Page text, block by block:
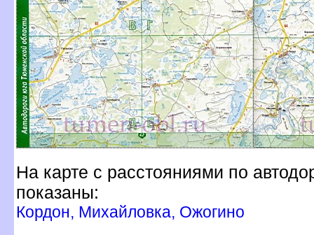
На карте с расстояниями по
показаны:
Кордон, Михайловка, Ожогино